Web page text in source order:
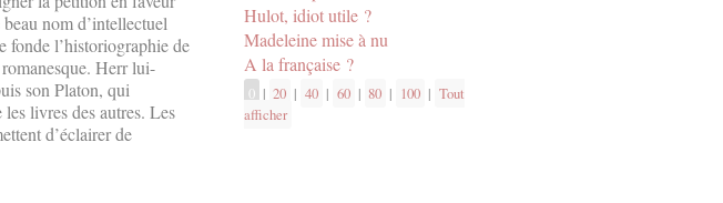
nom d’intellectuel
fonde l’historiographie de
Herr lui-
son Platon, qui
livres des autres. Les
d’éclairer de
Hulot, idiot utile ?
Madeleine mise à nu
A la française ?
0 | 20 | 40 | 60 | 80 | 100 | Tout
afficher